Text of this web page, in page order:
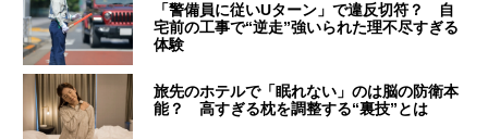
「警備員に従いUターン」で違反切符？ 自
宅前の工事で“逆走”強いられた理不尽すぎる
体験
旅先のホテルで「眠れない」のは脳の防衛本
能？ 高すぎる枕を調整する“裏技”とは